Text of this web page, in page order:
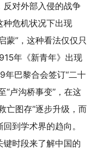
反对外部入侵的战争
种危机状况下出现
蒙”，这种看法仅仅只
年《新青年》出现
年巴黎合会签订“二十
“卢沟桥事变”，在这
亡图存”逐步升级，而
到学术界的趋向。
时段来了解中国的